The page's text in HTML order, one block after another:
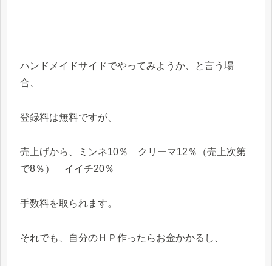
ハンドメイドサイドでやってみようか、と言う場
合、
登録料は無料ですが、
売上げから、ミンネ10％ クリーマ12％（売上次第
で8％） イイチ20％
手数料を取られます。
それでも、自分のＨＰ作ったらお金かかるし、